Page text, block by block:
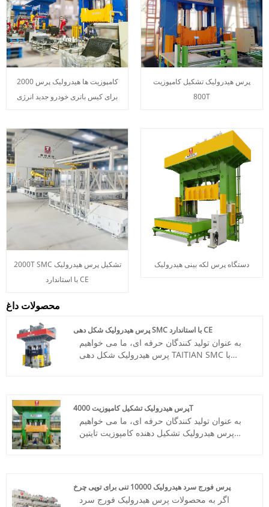
2000 کامپوزیت ها هیدرولیک پرس
برای کیس باتری خودرو جدید انرژی
پرس هیدرولیک تشکیل کامپوزیت
800T
2000T SMC تشکیل پرس هیدرولیک
با استاندارد CE
دستگاه پرس لکه بینی هیدرولیک
محصولات داغ
پرس هیدرولیک شکل دهی SMC با استاندارد CE
به عنوان تولید کنندگان حرفه ای، ما می خواهیم
پرس هیدرولیک شکل دهی TAITIAN SMC با
شماره کالا: TT-LM4000T
پرداخت: T/T، L/C
مبدا محصول: چین
زمان تحویل: 4-5 ماه
پرس هیدرولیک تشکیل کامپوزیت 4000T
به عنوان تولید کنندگان حرفه ای، ما می خواهیم
پرس هیدرولیک تشکیل دهنده کامپوزیت تایتین
شماره کالا: TT-LM2500T
پرس فورج سرد هیدرولیک 10000 تنی برای توپی چرخ
اگر به محصولات پرس هیدرولیک فورج سرد